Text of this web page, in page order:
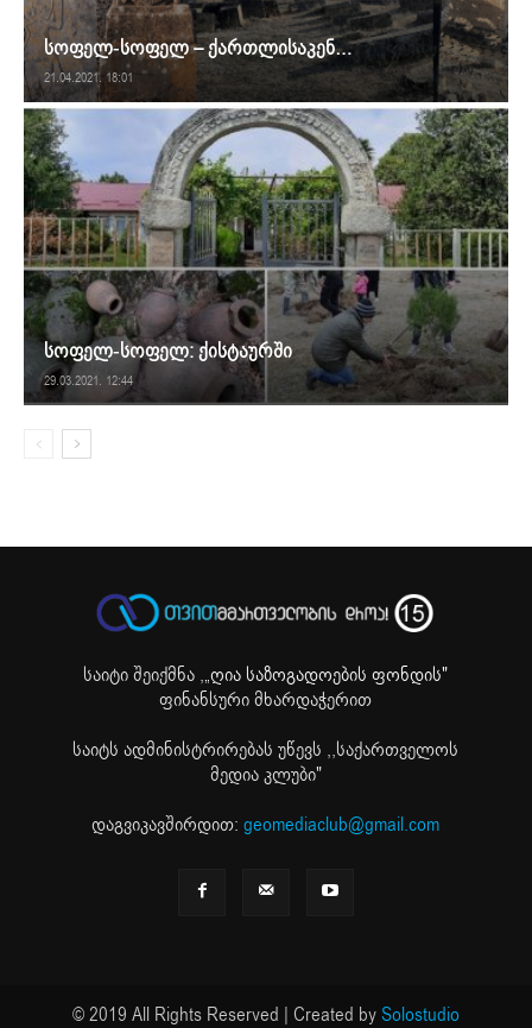
სოფელ-სოფელ – ქართლისაკენ…
21.04.2021. 18:01
სოფელ-სოფელ: ქისტაურში
29.03.2021. 12:44
საიტი შეიქმნა ,„ღია საზოგადოების ფონდის"
ფინანსური მხარდაჭერით
საიტს ადმინისტრირებას უწევს ,,საქართველოს
მედია კლუბი"
დაგვიკავშირდით:geomediaclub@gmail.com
© 2019 All Rights Reserved | Created bySolostudio